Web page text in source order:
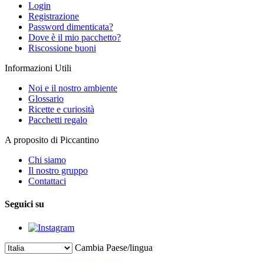
Login
Registrazione
Password dimenticata?
Dove è il mio pacchetto?
Riscossione buoni
Informazioni Utili
Noi e il nostro ambiente
Glossario
Ricette e curiosità
Pacchetti regalo
A proposito di Piccantino
Chi siamo
Il nostro gruppo
Contattaci
Seguici su
Cambia Paese/lingua